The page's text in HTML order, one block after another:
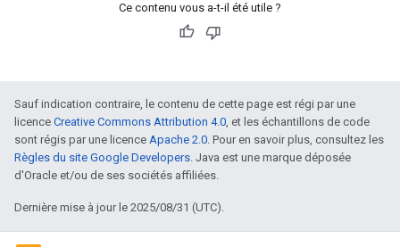
Ce contenu vous a-t-il été utile ?
Sauf indication contraire, le contenu de cette page est régi par une
licence Creative Commons Attribution 4.0, et les échantillons de code
sont régis par une licence Apache 2.0. Pour en savoir plus, consultez les
Règles du site Google Developers. Java est une marque déposée
d'Oracle et/ou de ses sociétés affiliées.
Dernière mise à jour le 2025/08/31 (UTC).